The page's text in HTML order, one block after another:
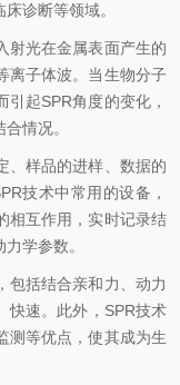
诊断等领域。
射光在金属表面产生的
离子体波。当生物分子
引起SPR角度的变化，
情况。
、样品的进样、数据的
技术中常用的设备，
相互作用，实时记录结
学参数。
包括结合亲和力、动力
快速。此外， SPR技术
测等优点，使其成为生